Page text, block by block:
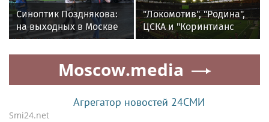
Синоптик Позднякова:
на выходных в Москве
ожидаются дожди
и похолодание
"Локомотив", "Родина",
ЦСКА и "Коринтианс
Паулиста" разыграют
UTLC CUP — 2026
Moscow.media
Агрегатор новостей 24СМИ
Smi24.net